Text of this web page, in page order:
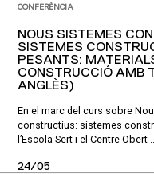
CONFERÈNCIA
NOUS SISTEMES
SISTEMES
PESANTS:
CONSTRUCCIÓ AMB
ANGLÈS)
En el marc del curs sobre
constructius: sistemes
l’Escola Sert i el Centre Obert
24/05